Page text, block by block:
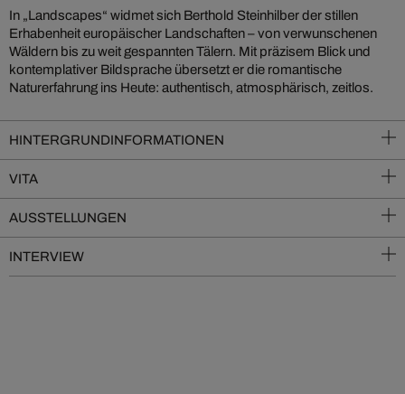
In „Landscapes“ widmet sich Berthold Steinhilber der stillen
Erhabenheit europäischer Landschaften – von verwunschenen
Wäldern bis zu weit gespannten Tälern. Mit präzisem Blick und
kontemplativer Bildsprache übersetzt er die romantische
Naturerfahrung ins Heute: authentisch, atmosphärisch, zeitlos.
HINTERGRUNDINFORMATIONEN
VITA
AUSSTELLUNGEN
INTERVIEW